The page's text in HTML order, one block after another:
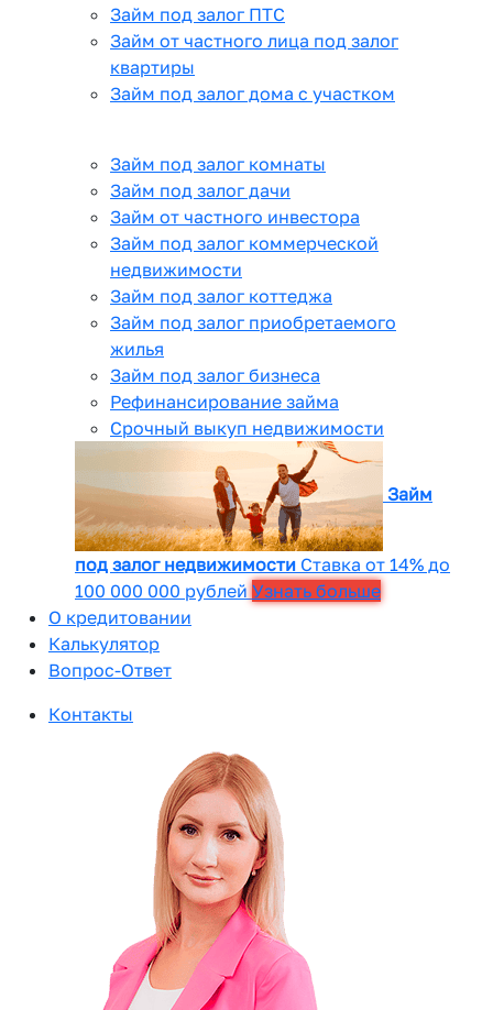
Займ под залог ПТС
Займ от частного лица под залог
квартиры
Займ под залог дома с участком
Займ под залог комнаты
Займ под залог дачи
Займ от частного инвестора
Займ под залог коммерческой
недвижимости
Займ под залог коттеджа
Займ под залог приобретаемого
жилья
Займ под залог бизнеса
Рефинансирование займа
Срочный выкуп недвижимости
Займ
под залог недвижимости Ставка от 14% до
100 000 000 рублей Узнать больше
О кредитовании
Калькулятор
Вопрос-Ответ
Контакты